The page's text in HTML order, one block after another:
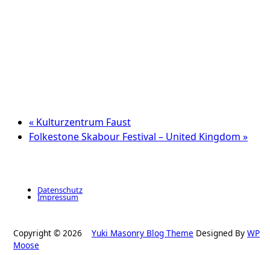
« Kulturzentrum Faust
Folkestone Skabour Festival – United Kingdom »
Datenschutz
Impressum
Copyright © 2026 Yuki Masonry Blog Theme Designed By WP
Moose